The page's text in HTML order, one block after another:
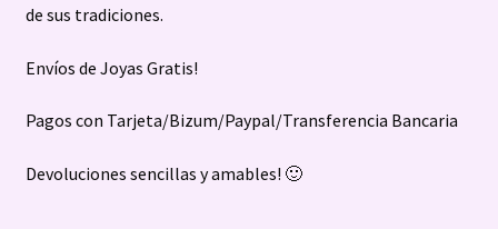
de sus tradiciones.
Envíos de Joyas Gratis!
Pagos con Tarjeta/Bizum/Paypal/Transferencia Bancaria
Devoluciones sencillas y amables! 🙂